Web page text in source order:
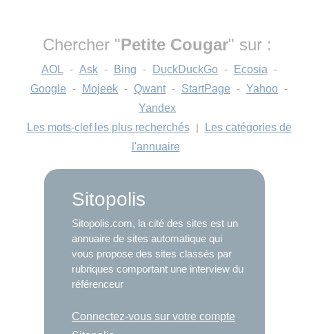
Chercher "Petite Cougar" sur :
AOL - Ask - Bing - DuckDuckGo - Ecosia -
Google - Mojeek - Qwant - StartPage - Yahoo -
Yandex
Les mots-clef les plus recherchés
|
Les catégories de
l'annuaire
Sitopolis
Sitopolis.com, la cité des sites est un
annuaire de sites automatique qui
vous propose des sites classés par
rubriques comportant une interview du
référenceur
Connectez-vous sur votre compte